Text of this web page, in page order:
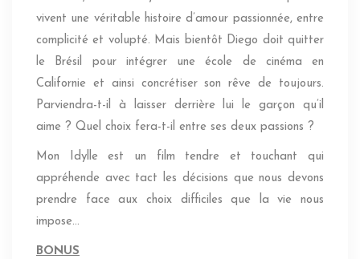
vivent une véritable histoire d’amour passionnée, entre
complicité et volupté. Mais bientôt Diego doit quitter
le Brésil pour intégrer une école de cinéma en
Californie et ainsi concrétiser son rêve de toujours.
Parviendra-t-il à laisser derrière lui le garçon qu’il
aime ? Quel choix fera-t-il entre ses deux passions ?
Mon Idylle est un film tendre et touchant qui
appréhende avec tact les décisions que nous devons
prendre face aux choix difficiles que la vie nous
impose…
BONUS